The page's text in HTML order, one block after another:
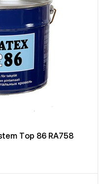
Top 86 RA758